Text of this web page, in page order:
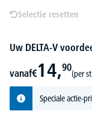
Selectie resetten
Uw DELTA-V
vanaf€14,90
(per
Speciale actie-